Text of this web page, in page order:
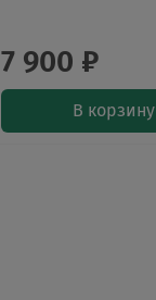
7 900 ₽
В корзину